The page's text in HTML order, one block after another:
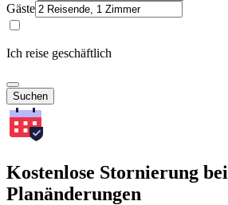
Gäste
Ich reise geschäftlich
Suchen
Kostenlose Stornierung bei
Planänderungen